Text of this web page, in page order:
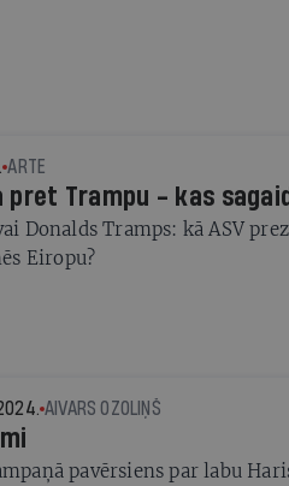
ARTE
pret Trampu - kas
Donalds Tramps: kā ASV
Eiropu?
AIVARS OZOLIŅŠ
pavērsiens par labu